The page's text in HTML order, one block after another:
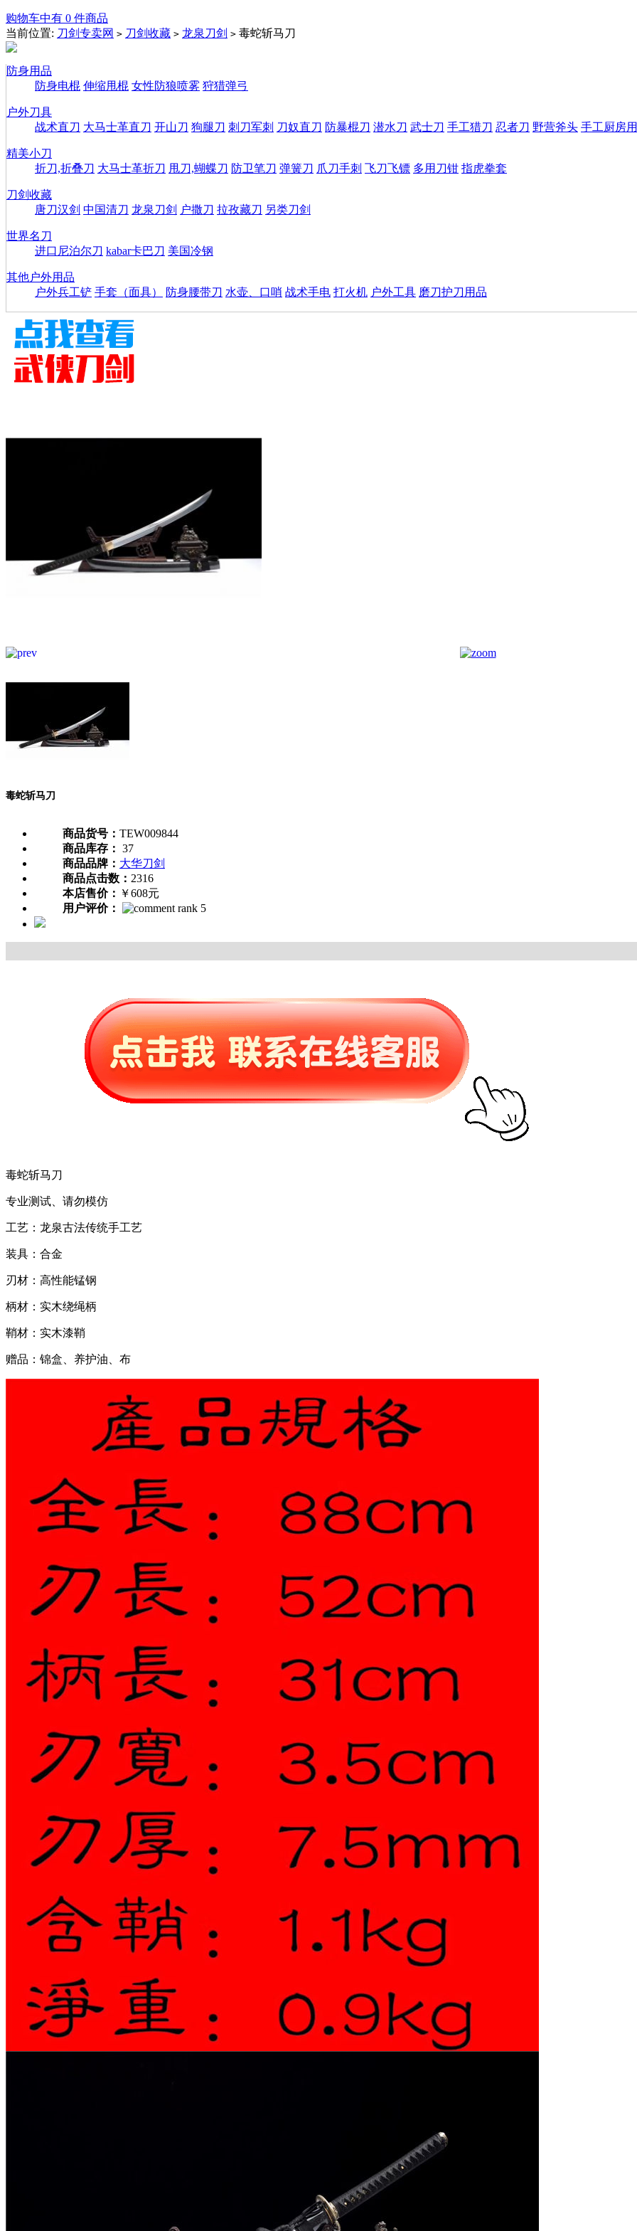
购物车中有 0 件商品
当前位置: 刀剑专卖网 > 刀剑收藏 > 龙泉刀剑 > 毒蛇斩马刀
防身用品
防身电棍 伸缩甩棍 女性防狼喷雾 狩猎弹弓
户外刀具
战术直刀 大马士革直刀 开山刀 狗腿刀 刺刀军刺 刀奴直刀 防暴棍刀 潜水刀 武士刀 手工猎刀 忍者刀 野营斧头 手工厨房
精美小刀
折刀,折叠刀 大马士革折刀 甩刀,蝴蝶刀 防卫笔刀 弹簧刀 爪刀手刺 飞刀飞镖 多用刀钳 指虎拳套
刀剑收藏
唐刀汉剑 中国清刀 龙泉刀剑 户撒刀 拉孜藏刀 另类刀剑
世界名刀
进口尼泊尔刀 kabar卡巴刀 美国冷钢
其他户外用品
户外兵工铲 手套（面具） 防身腰带刀 水壶、口哨 战术手电 打火机 户外工具 磨刀护刀用品
毒蛇斩马刀
商品货号： TEW009844
商品库存： 37
商品品牌： 大华刀剑
商品点击数： 2316
本店售价： ￥608元
用户评价：
毒蛇斩马刀
专业测试、请勿模仿
工艺：龙泉古法传统手工艺
装具：合金
刃材：高性能锰钢
柄材：实木绕绳柄
鞘材：实木漆鞘
赠品：锦盒、养护油、布